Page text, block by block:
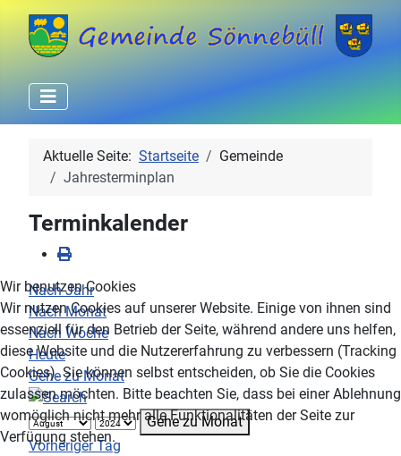
Aktuelle Seite: Startseite
Gemeinde
Jahresterminplan
Terminkalender
Nach Jahr
Nach Monat
Nach Woche
Heute
Gehe zu Monat
Gehe zu Monat
Vorheriger Tag
Wir benutzen Cookies
Wir nutzen Cookies auf unserer Website. Einige von ihnen sind
essenziell für den Betrieb der Seite, während andere uns helfen,
diese Website und die Nutzererfahrung zu verbessern (Tracking
Cookies). Sie können selbst entscheiden, ob Sie die Cookies
zulassen möchten. Bitte beachten Sie, dass bei einer Ablehnung
womöglich nicht mehr alle Funktionalitäten der Seite zur
Verfügung stehen.